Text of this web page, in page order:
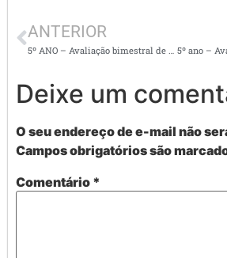
ANTERIOR
5º ANO – Avaliação bimestral de História – 2º bimestre
Deixe um
O seu endereço de e-mail não
Campos obrigatórios são
Comentário *